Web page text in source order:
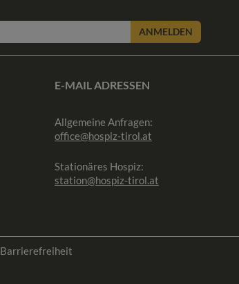
ANMELDEN
E-MAIL ADRESSEN
Allgemeine Anfragen:
office@hospiz-tirol.at
Stationäres Hospiz:
station@hospiz-tirol.at
Barrierefreiheit